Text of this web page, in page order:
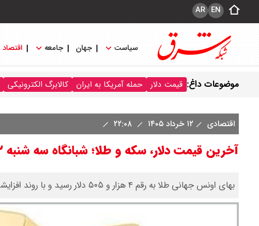
EN
AR
سیاست جهان جامعه اقتصاد
موضوعات داغ: قیمت دلار حمله آمریکا به ایران کالابرگ الکترونیکی
اقتصادی ۱۲ خرداد ۱۴۰۵
آخرین قیمت دلار، سکه و طلا؛ شبانگاه سه شنبه ۱۲ خرداد ۱۴۰۵/ عقبگرد قیمت دلار
بهای اونس جهانی طلا به رقم ۴ هزار و ۵۰۵ دلار رسید و با روند افزایشی مواجه شد